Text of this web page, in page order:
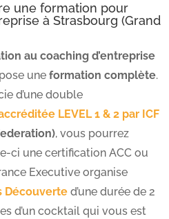
une formation pour
à Strasbourg (Grand
au coaching d’entreprise
uneformation complète.
d’une double
LEVEL 1 & 2 par ICF
, vous pourrez
ci une certification ACC ou
Executive organise
Découverte d’une durée de 2
d’un cocktail qui vous est